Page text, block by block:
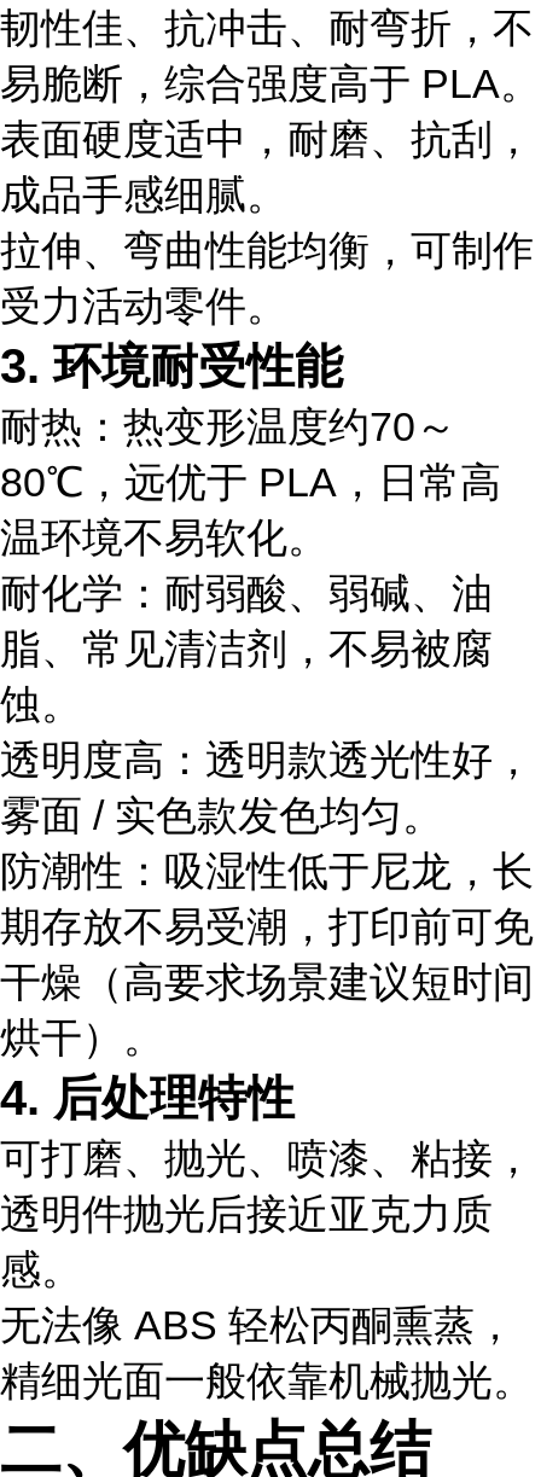
韧性佳、抗冲击、耐弯折，不
易脆断，综合强度高于 PLA。
表面硬度适中，耐磨、抗刮，
成品手感细腻。
拉伸、弯曲性能均衡，可制作
受力活动零件。
3. 环境耐受性能
耐热：热变形温度约70～
80℃ ，远优于 PLA，日常高
温环境不易软化。
耐化学：耐弱酸、弱碱、油
脂、常见清洁剂，不易被腐
蚀。
透明度高：透明款透光性好，
雾面 / 实色款发色均匀。
防潮性：吸湿性低于尼龙，长
期存放不易受潮，打印前可免
干燥（高要求场景建议短时间
烘干）。
4. 后处理特性
可打磨、抛光、喷漆、粘接，
透明件抛光后接近亚克力质
感。
无法像 ABS 轻松丙酮熏蒸，
精细光面一般依靠机械抛光。
二、优缺点总结